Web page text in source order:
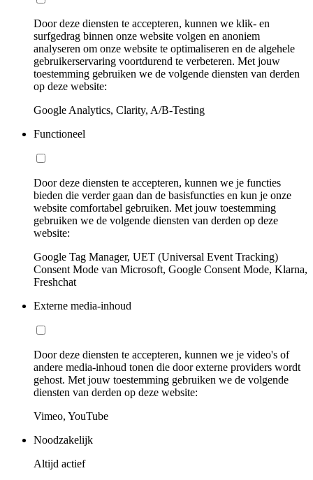
Door deze diensten te accepteren, kunnen we klik- en
surfgedrag binnen onze website volgen en anoniem
analyseren om onze website te optimaliseren en de algehele
gebruikerservaring voortdurend te verbeteren. Met jouw
toestemming gebruiken we de volgende diensten van derden
op deze website:
Google Analytics, Clarity, A/B-Testing
Functioneel
Door deze diensten te accepteren, kunnen we je functies
bieden die verder gaan dan de basisfuncties en kun je onze
website comfortabel gebruiken. Met jouw toestemming
gebruiken we de volgende diensten van derden op deze
website:
Google Tag Manager, UET (Universal Event Tracking)
Consent Mode van Microsoft, Google Consent Mode, Klarna,
Freshchat
Externe media-inhoud
Door deze diensten te accepteren, kunnen we je video's of
andere media-inhoud tonen die door externe providers wordt
gehost. Met jouw toestemming gebruiken we de volgende
diensten van derden op deze website:
Vimeo, YouTube
Noodzakelijk
Altijd actief